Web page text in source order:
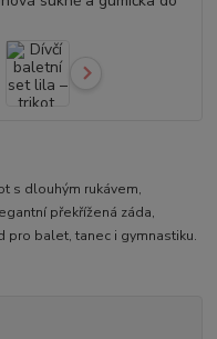
s dlouhým rukávem,
překřížená záda,
pro balet, tanec i gymnastiku.